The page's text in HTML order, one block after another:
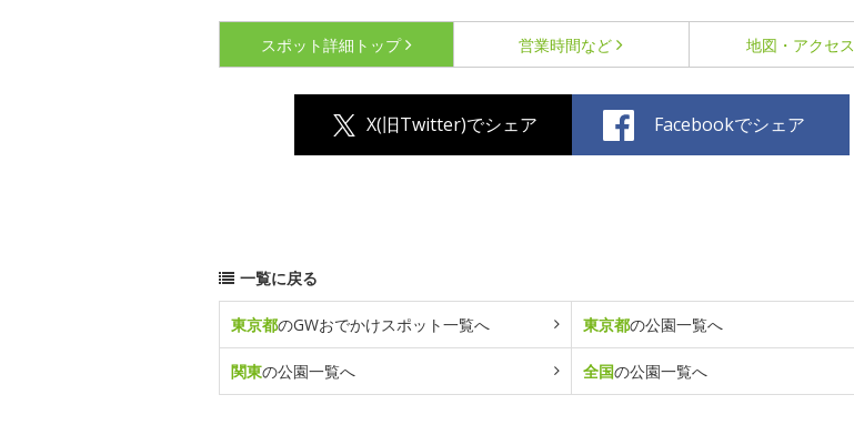
スポット詳細 トップ 営業時間など 地図・アクセス
X(旧Twitter)でシェア Facebookでシェア
一覧に戻る
東京都のGWおでかけスポット一覧へ 東京都の公園一覧へ
関東の公園一覧へ 全国の公園一覧へ